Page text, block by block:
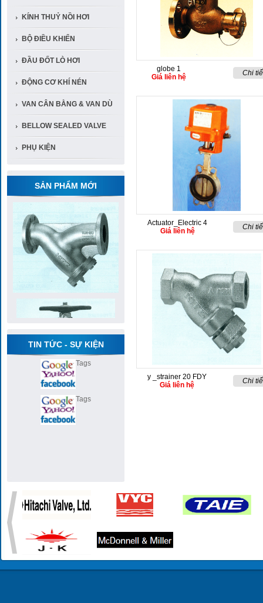
KÍNH THUỶ NỒI HƠI
BỘ ĐIỀU KHIỂN
ĐẦU ĐỐT LÒ HƠI
ĐỘNG CƠ KHÍ NÉN
VAN CÂN BẰNG & VAN DÙ
BELLOW SEALED VALVE
PHỤ KIỆN
SẢN PHẨM MỚI
TIN TỨC - SỰ KIỆN
Tags
Tags
globe 1
Giá liên hệ
Chi
Actuator_Electric 4
Giá liên hệ
Chi
y _strainer 20 FDY
Giá liên hệ
Chi